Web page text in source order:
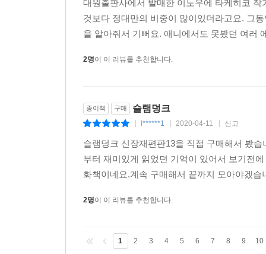
대원출판사에서 발매한 이노우에 타케히코
것보다 정대만의 비중이 많이있더라고요. 그
을 알아줘서 기뻐요. 애니에서도 못봤던 여러
2명이 이 리뷰를 추천합니다.
종이책 구매 슬램덩크
l******1 2020-04-11 신고
슬램덩크 신장재편판13을 직접 구매해서 봤
부터 재미있게 읽었던 기억이 있어서 보기전
화책이네요.계속 구매해서 끝까지 모아야겠
2명이 이 리뷰를 추천합니다.
1 2 3 4 5 6 7 8 9 10